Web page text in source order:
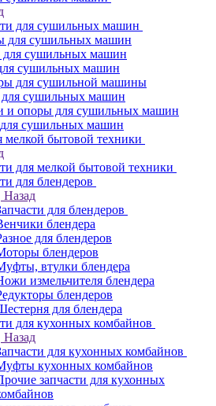
для сушильных машин
для сушильных машин
для сушильных машин
сушильных машин
для сушильной машины
сушильных машин
и опоры для сушильных машин
сушильных машин
мелкой бытовой техники
для мелкой бытовой техники
для блендеров
Назад
для блендеров
блендера
для блендеров
блендеров
втулки блендера
измельчителя блендера
блендеров
для блендера
для кухонных комбайнов
Назад
для кухонных комбайнов
кухонных комбайнов
запчасти для кухонных